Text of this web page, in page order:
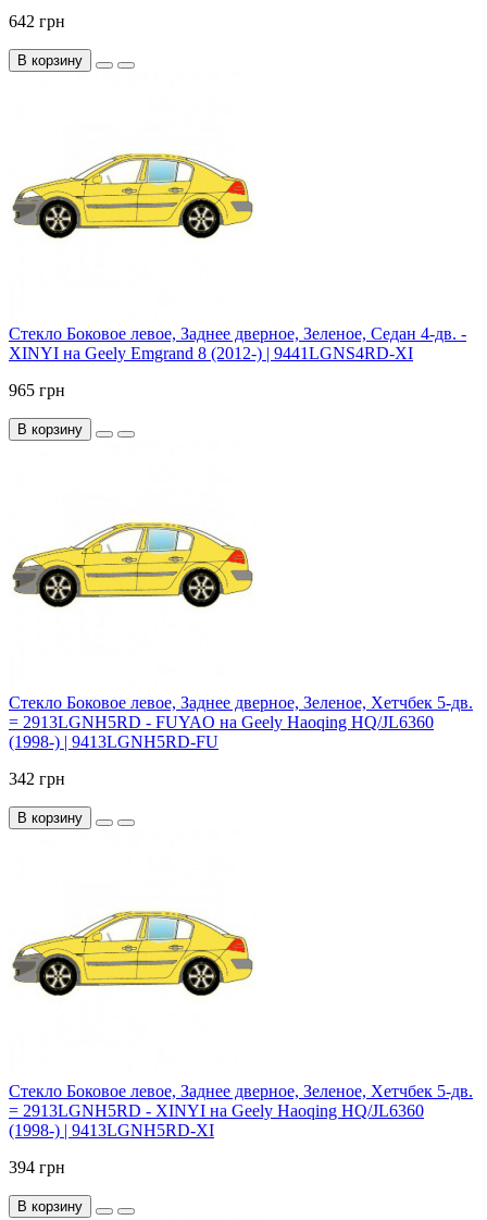
642 грн
В корзину
Стекло Боковое левое, Заднее дверное, Зеленое, Седан 4-дв. -
XINYI на Geely Emgrand 8 (2012-) | 9441LGNS4RD-XI
965 грн
В корзину
Стекло Боковое левое, Заднее дверное, Зеленое, Хетчбек 5-дв.
= 2913LGNH5RD - FUYAO на Geely Haoqing HQ/JL6360
(1998-) | 9413LGNH5RD-FU
342 грн
В корзину
Стекло Боковое левое, Заднее дверное, Зеленое, Хетчбек 5-дв.
= 2913LGNH5RD - XINYI на Geely Haoqing HQ/JL6360
(1998-) | 9413LGNH5RD-XI
394 грн
В корзину